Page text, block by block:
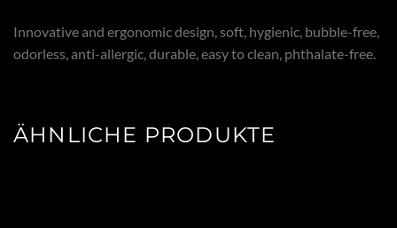
Innovative and ergonomic design, soft, hygienic, bubble-free,
odorless, anti-allergic, durable, easy to clean, phthalate-free.
ÄHNLICHE PRODUKTE